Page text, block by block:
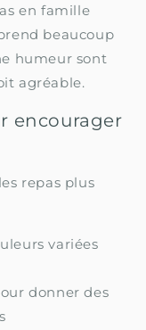
en famille
beaucoup
humeur sont
agréable.
encourager
repas plus
variées
donner des